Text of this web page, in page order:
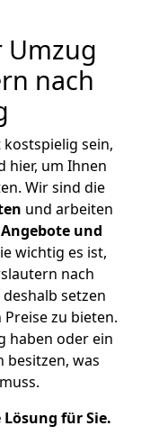
Umzug
nach
sein,
hier, um Ihnen
Wir sind die
und arbeiten
und
wichtig es ist,
nach
setzen
zu bieten.
haben oder ein
besitzen, was
für Sie.